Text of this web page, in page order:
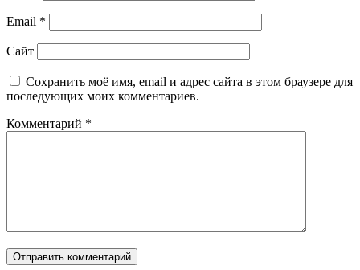
Email *
Сайт
Сохранить моё имя, email и адрес сайта в этом браузере для
последующих моих комментариев.
Комментарий *